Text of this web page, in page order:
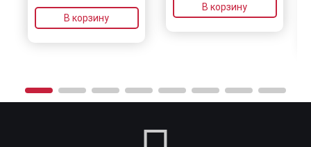
В корзину
В корзину